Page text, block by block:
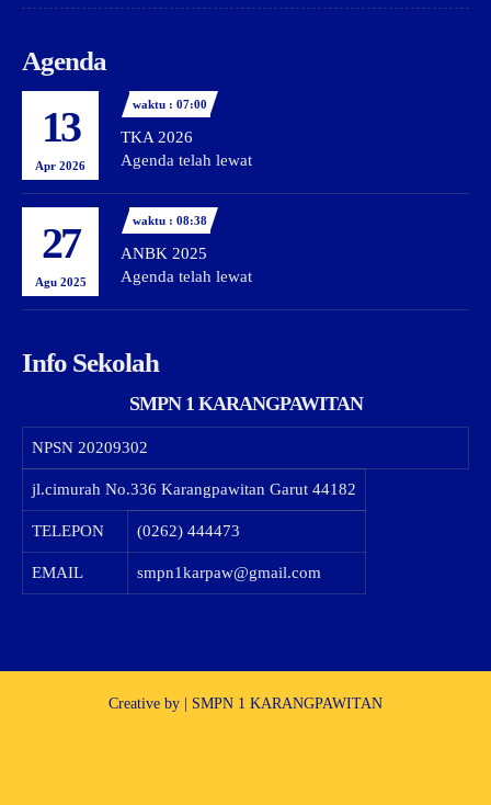
Agenda
13
Apr 2026
waktu : 07:00
TKA 2026
Agenda telah lewat
27
Agu 2025
waktu : 08:38
ANBK 2025
Agenda telah lewat
Info Sekolah
SMPN 1 KARANGPAWITAN
NPSN 20209302
jl.cimurah No.336 Karangpawitan Garut 44182
TELEPON (0262) 444473
EMAIL smpn1karpaw@gmail.com
Creative by | SMPN 1 KARANGPAWITAN